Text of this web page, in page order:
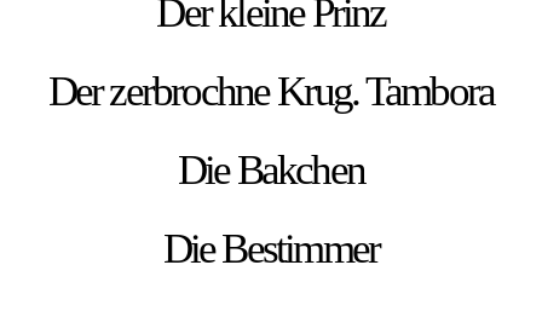
Der kleine Prinz
Der zerbrochne Krug. Tambora
Die Bakchen
Die Bestimmer